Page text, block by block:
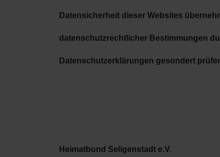
Datensicherheit dieser Websites
datenschutzrechtlicher Bestimmungen
Datenschutzerklärungen gesondert
Heimatbund Seligenstadt e.V.